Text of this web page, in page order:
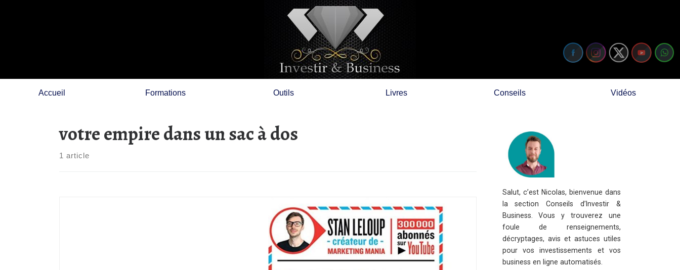
Accueil Formations Outils Livres Conseils Vidéos
votre empire dans un sac à dos
1 article
Salut, c’est Nicolas, bienvenue dans
la section Conseils d’Investir &
Business. Vous y trouverez une
foule de renseignements,
décryptages, avis et astuces utiles
pour vos investissements et vos
business en ligne automatisés.